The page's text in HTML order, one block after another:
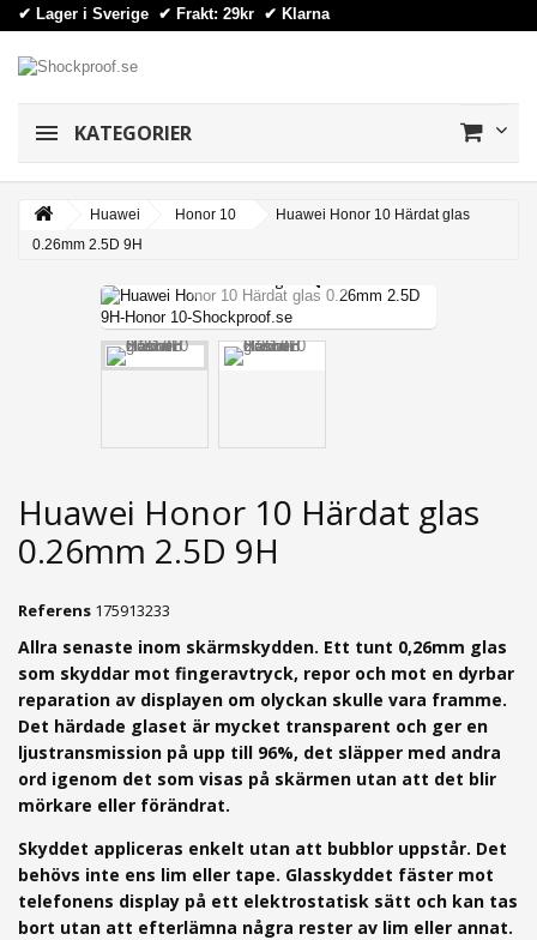
✔ Lager i Sverige ✔ Frakt: 29kr ✔ Klarna
KATEGORIER
Huawei Honor 10
Huawei Honor 10 Härdat glas
0.26mm 2.5D 9H
Huawei Honor 10 Härdat glas
0.26mm 2.5D 9H
Referens 175913233
Allra senaste inom skärmskydden. Ett tunt 0,26mm glas
som skyddar mot fingeravtryck, repor och mot en dyrbar
reparation av displayen om olyckan skulle vara framme.
Det härdade glaset är mycket transparent och ger en
ljustransmission på upp till 96%, det släpper med andra
ord igenom det som visas på skärmen utan att det blir
mörkare eller förändrat.
Skyddet appliceras enkelt utan att bubblor uppstår. Det
behövs inte ens lim eller tape. Glasskyddet fäster mot
telefonens display på ett elektrostatisk sätt och kan tas
bort utan att efterlämna några rester av lim eller annat.